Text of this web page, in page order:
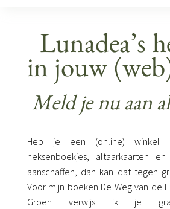
Lunadea’s
in jouw
Meld je nu aan
Heb je een (online)
heksenboekjes, altaarkaarten
aanschaffen, dan kan dat tegen
Voor mijn boeken De Weg van de
Groen verwijs ik je